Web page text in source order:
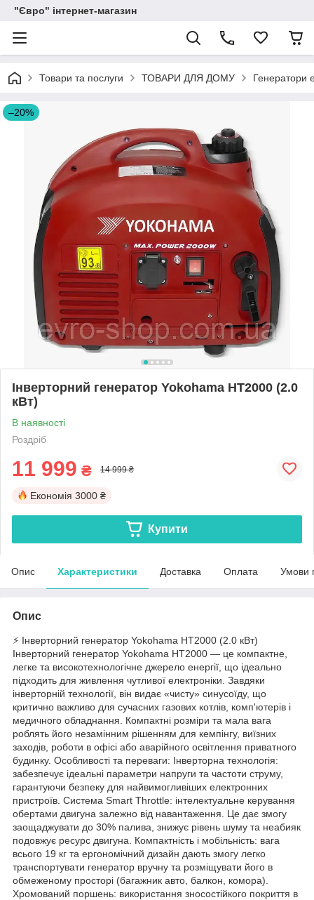
"Євро" інтернет-магазин
Товари та послуги ТОВАРИ ДЛЯ ДОМУ Генератори
–20%
Інверторний генератор Yokohama HT2000 (2.0
кВт)
В наявності
Роздріб
11 999 ₴ 14 999 ₴
Економія 3000 ₴
Купити
Опис Характеристики Доставка Оплата Умови
Опис
⚡ Інверторний генератор Yokohama HT2000 (2.0 кВт)
Інверторний генератор Yokohama HT2000 — це компактне,
легке та високотехнологічне джерело енергії, що ідеально
підходить для живлення чутливої електроніки. Завдяки
інверторній технології, він видає «чисту» синусоїду, що
критично важливо для сучасних газових котлів, комп'ютерів і
медичного обладнання. Компактні розміри та мала вага
роблять його незамінним рішенням для кемпінгу, виїзних
заходів, роботи в офісі або аварійного освітлення приватного
будинку. Особливості та переваги: Інверторна технологія:
забезпечує ідеальні параметри напруги та частоти струму,
гарантуючи безпеку для найвимогливіших електронних
пристроїв. Система Smart Throttle: інтелектуальне керування
обертами двигуна залежно від навантаження. Це дає змогу
заощаджувати до 30% палива, знижує рівень шуму та неабияк
подовжує ресурс двигуна. Компактність і мобільність: вага
всього 19 кг та ергономічний дизайн дають змогу легко
транспортувати генератор вручну та розміщувати його в
обмеженому просторі (багажник авто, балкон, комора).
Хромований поршень: використання зносостійкого покриття в